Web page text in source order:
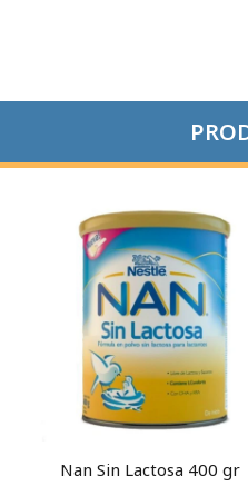
Nan Sin Lactosa 400 gr